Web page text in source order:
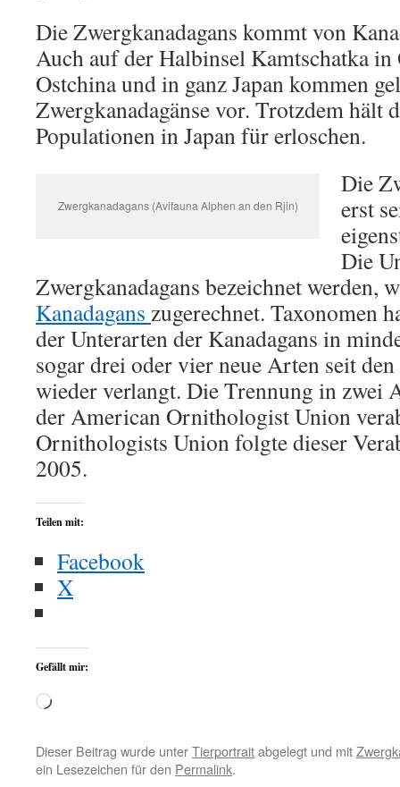
Die Zwergkanadagans kommt von
Auch auf der Halbinsel Kamtschatka
Ostchina und in ganz Japan kommen
Zwergkanadagänse vor. Trotzdem hält
Populationen in Japan für erloschen.
Zwergkanadagans (Avifauna Alphen an den Rjin)
Die
erst
Die
Zwergkanadagans bezeichnet werden,
Kanadagans zugerechnet. Taxonomen
der Unterarten der Kanadagans in
sogar drei oder vier neue Arten seit
wieder verlangt. Die Trennung in zwei
der American Ornithologist Union
Ornithologists Union folgte dieser
2005.
Teilen mit:
Facebook
X
Gefällt mir:
Wird
Dieser Beitrag wurde unterTierportraitabgelegt und mit
ein Lesezeichen für den Permalink.